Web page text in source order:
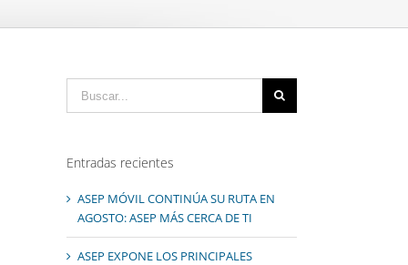
Entradas recientes
ASEP MÓVIL CONTINÚA SU RUTA EN
AGOSTO: ASEP MÁS CERCA DE TI
ASEP EXPONE LOS PRINCIPALES